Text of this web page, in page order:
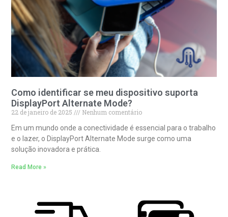
Como identificar se meu dispositivo suporta
DisplayPort Alternate Mode?
22 de janeiro de 2025
Nenhum comentário
Em um mundo onde a conectividade é essencial para o trabalho
e o lazer, o DisplayPort Alternate Mode surge como uma
solução inovadora e prática.
Read More »